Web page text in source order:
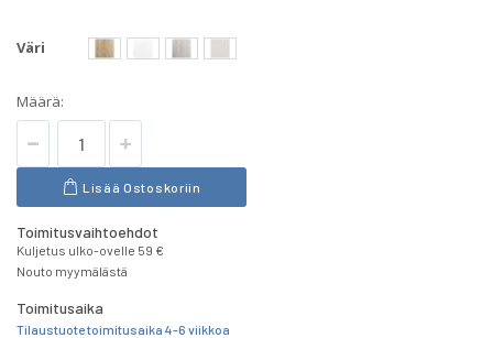
Väri
Määrä:
Lisää Ostoskoriin
Toimitusvaihtoehdot
Kuljetus ulko-ovelle 59 €
Nouto myymälästä
Toimitusaika
Tilaustuote toimitusaika 4-6 viikkoa